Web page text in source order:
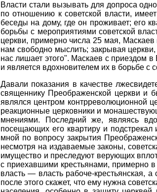
Власти стали вызывать для допроса
по отношению к советской власти,
беседы на дому, где он проживает; его
борьбы с мероприятиями советской
церкви, примерно числа 25 мая,
нам свободно мыслить; закрывая
нас лишает этого". Маскаев с приездом
и является вдохновителем их в борьбе с
Давали показания в качестве
священнику Преображенской церкви и
являлся центром контрреволюционной
реакционные церковники и
мнениями. Последний же, являясь
посещающих его квартиру и
мной по вопросу закрытия
несмотря на издаваемые законы,
имущество и преследуют верующих
с приехавшими крестьянами, примерно в
власть — власть рабоче-крестьянская,
после этого скажет, что ему нужна